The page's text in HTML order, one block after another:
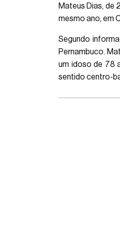
Mateus Dias, de
mesmo ano, em
Segundo
Pernambuco.
um idoso de 78
sentido centro-